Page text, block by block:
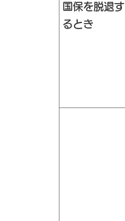
国保を脱退す
るとき